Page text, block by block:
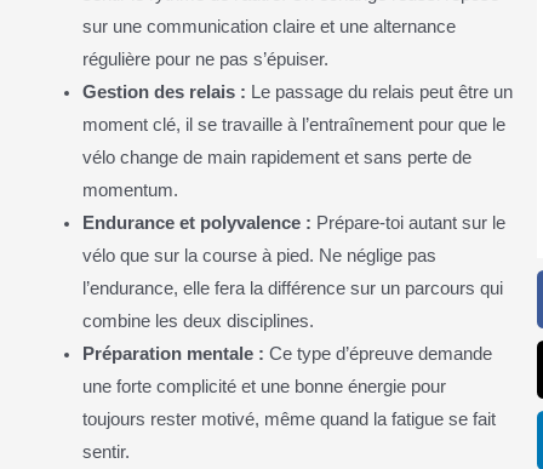
sur une communication claire et une alternance
régulière pour ne pas s’épuiser.
Gestion des relais : Le passage du relais peut être un
moment clé, il se travaille à l’entraînement pour que le
vélo change de main rapidement et sans perte de
momentum.
Endurance et polyvalence : Prépare-toi autant sur le
vélo que sur la course à pied. Ne néglige pas
l’endurance, elle fera la différence sur un parcours qui
combine les deux disciplines.
Préparation mentale : Ce type d’épreuve demande
une forte complicité et une bonne énergie pour
toujours rester motivé, même quand la fatigue se fait
sentir.